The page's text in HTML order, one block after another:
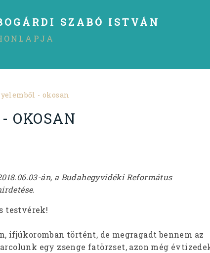
SZABÓ ISTVÁN
- okosan
OKOSAN
án, a Budahegyvidéki Református
testvérek!
ifjúkoromban történt, de megragadt bennem az
egy zsenge fatörzset, azon még